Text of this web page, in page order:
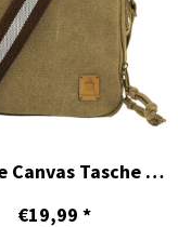
Vintage Canvas Tasche klein - Herrnhut Collection
€19,99 *